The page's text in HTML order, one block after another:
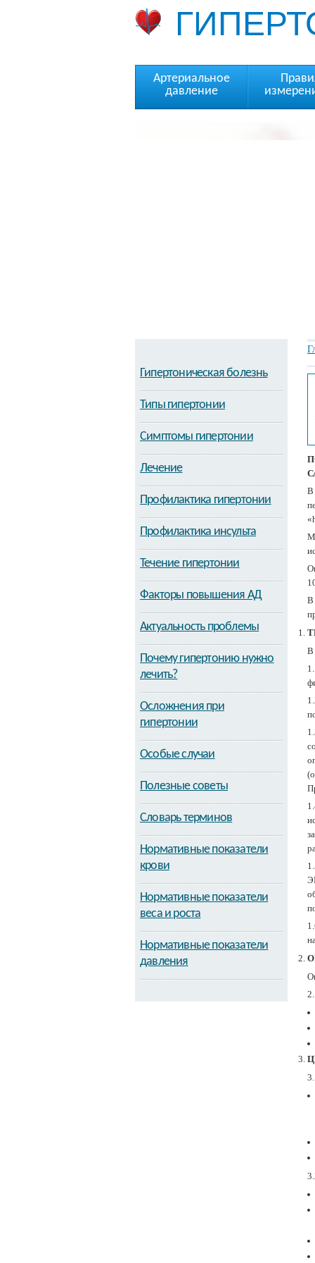
Артериальное
давление
Гипертоническая болезнь
Типы гипертонии
Симптомы гипертонии
Лечение
Профилактика гипертонии
Профилактика инсульта
Течение гипертонии
Факторы повышения АД
Актуальность проблемы
Почему гипертонию нужно
лечить?
Осложнения при
гипертонии
Особые случаи
Полезные советы
Словарь терминов
Нормативные показатели
крови
Нормативные показатели
веса и роста
Нормативные показатели
давления
В
В
В